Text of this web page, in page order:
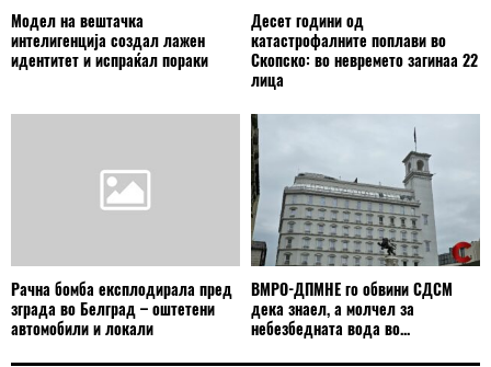
Модел на вештачка
интелигенција создал лажен
идентитет и испраќал пораки
Десет години од
катастрофалните поплави во
Скопско: во невремето загинаа 22
лица
Рачна бомба експлодирала пред
зграда во Белград – оштетени
автомобили и локали
ВМРО-ДПМНЕ го обвини СДСМ
дека знаел, а молчел за
небезбедната вода во...